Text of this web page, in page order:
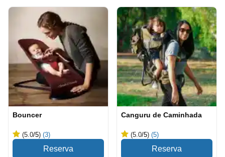
Bouncer
(5.0/5) (3)
Canguru de Caminhada
(5.0/5) (5)